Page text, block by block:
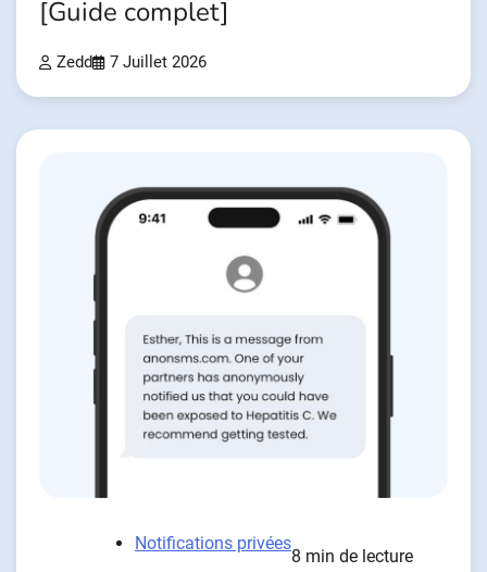
[Guide complet]
Zedd 7 Juillet 2026
Notifications privées
8 min de lecture